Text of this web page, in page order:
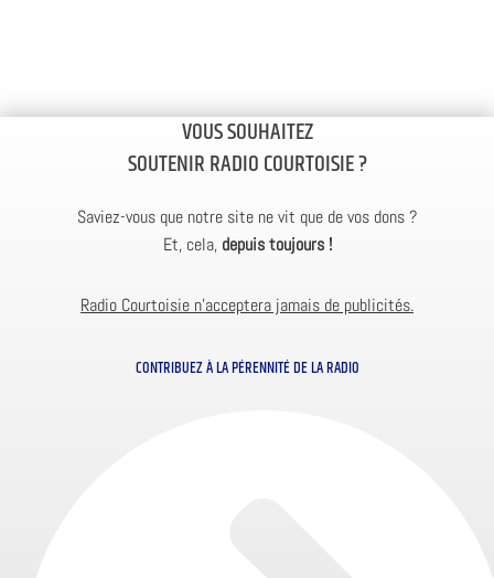
VOUS SOUHAITEZ
SOUTENIR RADIO COURTOISIE ?
Saviez-vous que notre site ne vit que de vos dons ?
Et, cela, depuis toujours !
Radio Courtoisie n’acceptera jamais de publicités.
CONTRIBUEZ À LA PÉRENNITÉ DE LA RADIO